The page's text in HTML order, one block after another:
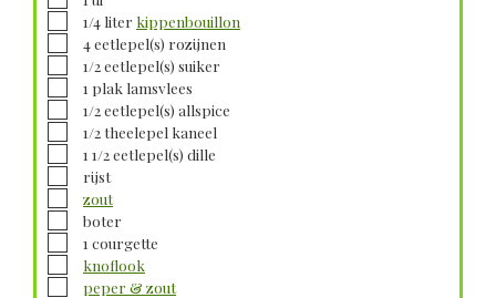
▢1/4 liter kippenbouillon
▢4eetlepel(s) rozijnen
▢1/2 eetlepel(s) suiker
▢1 plak lamsvlees
▢1/2 eetlepel(s) allspice
▢1/2 theelepel kaneel
▢1 1/2 eetlepel(s) dille
▢
rijst
▢
zout
▢
boter
▢1 courgette
▢
knoflook
▢
peper & zout